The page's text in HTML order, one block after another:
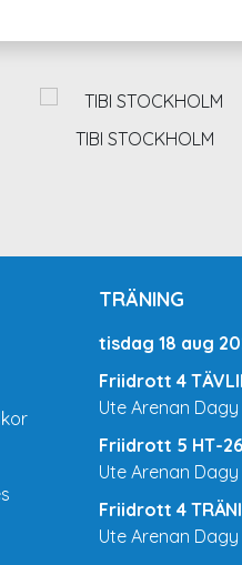
TIBI STOCKHOLM
TRÄNING
tisdag 18 aug
Friidrott 4
Ute Arenan Dagy
Friidrott 5 HT-26
Ute Arenan Dagy
Friidrott 4
Ute Arenan Dagy